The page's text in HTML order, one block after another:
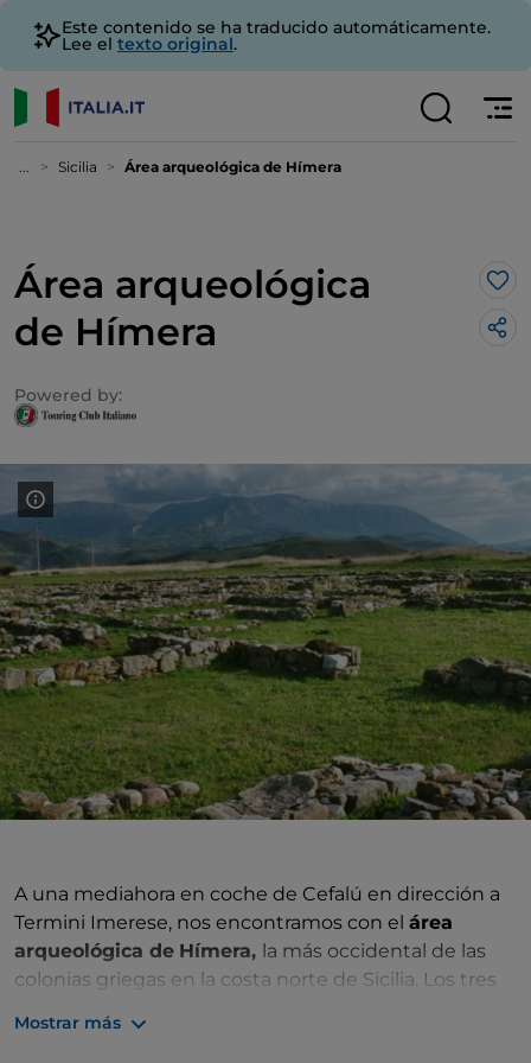
Este contenido se ha traducido automáticamente.
Lee el texto original.
... Sicilia Área arqueológica de Hímera
Área arqueológica
de Hímera
Me
Powered by:
A una mediahora en coche de Cefalú en dirección a
Termini Imerese, nos encontramos con el área
arqueológica de Hímera, la más occidental de las
colonias griegas en la costa norte de Sicilia. Los tres
Mostrar más